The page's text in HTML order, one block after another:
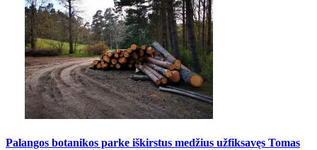
Palangos botanikos parke iškirstus medžius užfiksavęs Tomas